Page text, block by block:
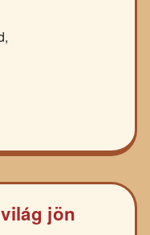
jön